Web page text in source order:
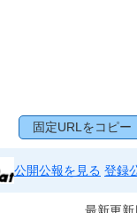
固定URLをコピー
公開公報を見る 登録